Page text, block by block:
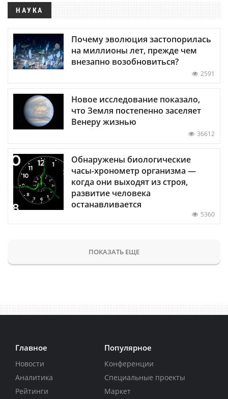
НАУКА
Почему эволюция застопорилась
на миллионы лет, прежде чем
внезапно возобновиться?
2591
Новое исследование показало,
что Земля постепенно заселяет
Венеру жизнью
36612
Обнаружены биологические
часы-хронометр организма —
когда они выходят из строя,
развитие человека
останавливается
5360
ПОКАЗАТЬ ЕЩЕ
Главное
Новости
Аналитика
Рейтинги
Популярное
Конференции
Специальные проекты
Маркет